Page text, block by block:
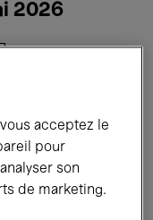
2026
acceptez le
pour
son
de marketing.